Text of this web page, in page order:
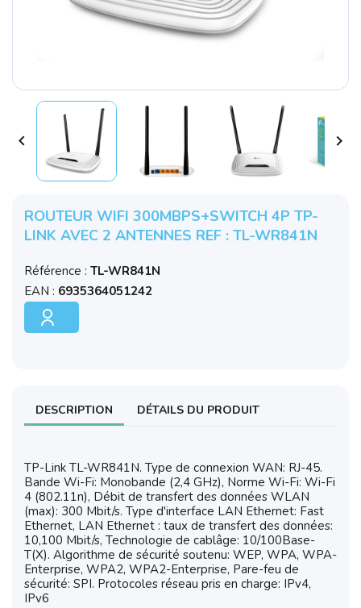
 
ROUTEUR WIFI 300MBPS+SWITCH 4P TP-
LINK AVEC 2 ANTENNES REF : TL-WR841N
Référence : TL-WR841N
EAN : 6935364051242
DESCRIPTION DÉTAILS DU PRODUIT
TP-Link TL-WR841N. Type de connexion WAN: RJ-45.
Bande Wi-Fi: Monobande (2,4 GHz), Norme Wi-Fi: Wi-Fi
4 (802.11n), Débit de transfert des données WLAN
(max): 300 Mbit/s. Type d'interface LAN Ethernet: Fast
Ethernet, LAN Ethernet : taux de transfert des données:
10,100 Mbit/s, Technologie de cablâge: 10/100Base-
T(X). Algorithme de sécurité soutenu: WEP, WPA, WPA-
Enterprise, WPA2, WPA2-Enterprise, Pare-feu de
sécurité: SPI. Protocoles réseau pris en charge: IPv4,
IPv6